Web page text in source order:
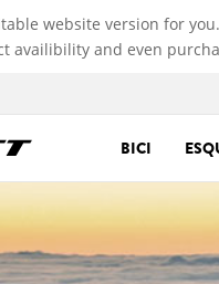
website version for
availibility and even
BICI